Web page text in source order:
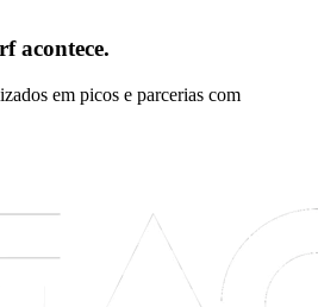
acontece.
em picos e parcerias com